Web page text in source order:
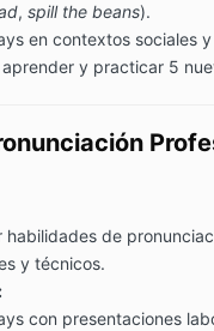
, spill the beans).
en contextos sociales
aprender y practicar 5
habilidades de
y técnicos.
con presentaciones